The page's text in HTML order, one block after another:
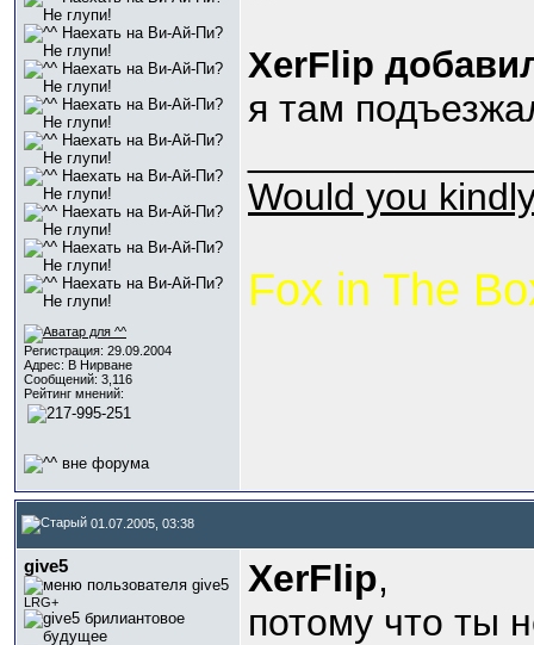
Регистрация: 29.09.2004
Адрес: В Нирване
Сообщений: 3,116
Рейтинг мнений:
XerFlip
я там
Would you
Fox in The
01.07.2005, 03:38
give5
LRG+
XerFlip,
потому что ты